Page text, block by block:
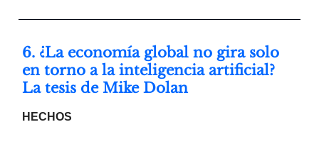
6. ¿La economía global no gira solo
en torno a la inteligencia artificial?
La tesis de Mike Dolan
HECHOS